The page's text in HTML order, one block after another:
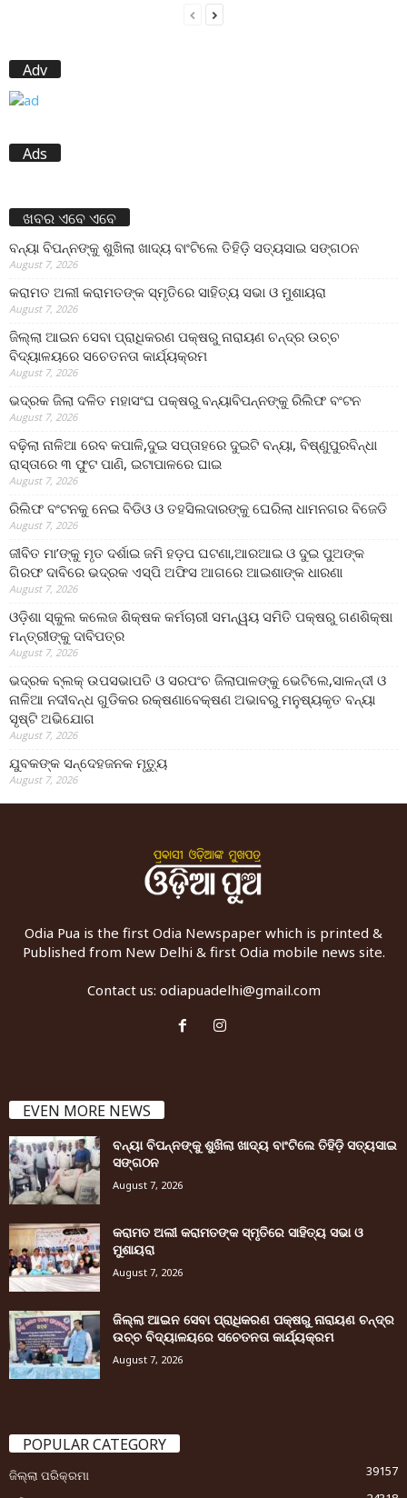
Adv
Ads
ଖବର ଏବେ ଏବେ
ବନ୍ୟା ବିପନ୍ନଙ୍କୁ ଶୁଖିଲା ଖାଦ୍ୟ ବାଂଟିଲେ ତିହିଡି଼ ସତ୍ୟସାଇ ସଙ୍ଗଠନ
August 7, 2026
କରାମତ ଅଲୀ କରାମତଙ୍କ ସ୍ମୃତିରେ ସାହିତ୍ୟ ସଭା ଓ ମୁଶାୟରା
August 7, 2026
ଜିଲ୍ଲା ଆଇନ ସେବା ପ୍ରାଧିକରଣ ପକ୍ଷରୁ ନାରାୟଣ ଚନ୍ଦ୍ର ଉଚ୍ଚ
ବିଦ୍ୟାଳୟରେ ସଚେତନତା କାର୍ଯ୍ୟକ୍ରମ
August 7, 2026
ଭଦ୍ରକ ଜିଲା ଦଳିତ ମହାସଂଘ ପକ୍ଷରୁ ବନ୍ୟାବିପନ୍ନଙ୍କୁ ରିଲିଫ ବଂଟନ
August 7, 2026
ବଢ଼ିଲା ନାଳିଆ ରେବ କପାଳି,ଦୁଇ ସପ୍ତାହରେ ଦୁଇଟି ବନ୍ୟା, ବିଷ୍ଣୁପୁରବିନ୍ଧା
ରାସ୍ତାରେ ୩ ଫୁଟ ପାଣି, ଇଟାପାଳରେ ଘାଇ
August 7, 2026
ରିଲିଫ ବଂଟନକୁ ନେଇ ବିଡିଓ ଓ ତହସିଲଦାରଙ୍କୁ ଘେରିଲା ଧାମନଗର ବିଜେଡି
August 7, 2026
ଜୀବିତ ମା’ଙ୍କୁ ମୃତ ଦର୍ଶାଇ ଜମି ହଡ଼ପ ଘଟଣା,ଆରଆଇ ଓ ଦୁଇ ପୁଅଙ୍କ
ଗିରଫ ଦାବିରେ ଭଦ୍ରକ ଏସ୍‌ପି ଅଫିସ ଆଗରେ ଆଇଶାଙ୍କ ଧାରଣା
August 7, 2026
ଓଡ଼ିଶା ସ୍କୁଲ କଲେଜ ଶିକ୍ଷକ କର୍ମଚାରୀ ସମନ୍ୱୟ ସମିତି ପକ୍ଷରୁ ଗଣଶିକ୍ଷା
ମନ୍ତ୍ରୀଙ୍କୁ ଦାବିପତ୍ର
August 7, 2026
ଭଦ୍ରକ ବ୍ଲକ୍ ଉପସଭାପତି ଓ ସରପଂଚ ଜିଲାପାଳଙ୍କୁ ଭେଟିଲେ,ସାଳନ୍ଦୀ ଓ
ନାଳିଆ ନଦୀବନ୍ଧ ଗୁଡିକର ରକ୍ଷଣାବେକ୍ଷଣ ଅଭାବରୁ ମନୁଷ୍ୟକୃତ ବନ୍ୟା
ସୃଷ୍ଟି ଅଭିଯୋଗ
August 7, 2026
ଯୁବକଙ୍କ ସନ୍ଦେହଜନକ ମୃତ୍ୟୁ
August 7, 2026
Odia Pua is the first Odia Newspaper which is printed &
Published from New Delhi & first Odia mobile news site.
Contact us: odiapuadelhi@gmail.com
EVEN MORE NEWS
ବନ୍ୟା ବିପନ୍ନଙ୍କୁ ଶୁଖିଲା ଖାଦ୍ୟ ବାଂଟିଲେ ତିହିଡି଼ ସତ୍ୟସାଇ
ସଙ୍ଗଠନ
August 7, 2026
କରାମତ ଅଲୀ କରାମତଙ୍କ ସ୍ମୃତିରେ ସାହିତ୍ୟ ସଭା ଓ
ମୁଶାୟରା
August 7, 2026
ଜିଲ୍ଲା ଆଇନ ସେବା ପ୍ରାଧିକରଣ ପକ୍ଷରୁ ନାରାୟଣ ଚନ୍ଦ୍ର
ଉଚ୍ଚ ବିଦ୍ୟାଳୟରେ ସଚେତନତା କାର୍ଯ୍ୟକ୍ରମ
August 7, 2026
POPULAR CATEGORY
ଜିଲ୍ଲା ପରିକ୍ରମା
39157